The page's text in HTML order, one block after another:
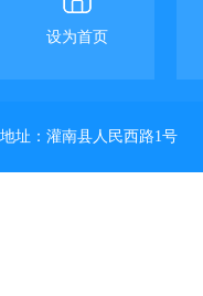
设为首页
地址：灌南县人民西路1号